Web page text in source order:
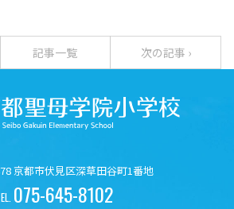
記事一覧 次の記事 ›
京都市伏見区深草田谷町1番地
075-645-8102